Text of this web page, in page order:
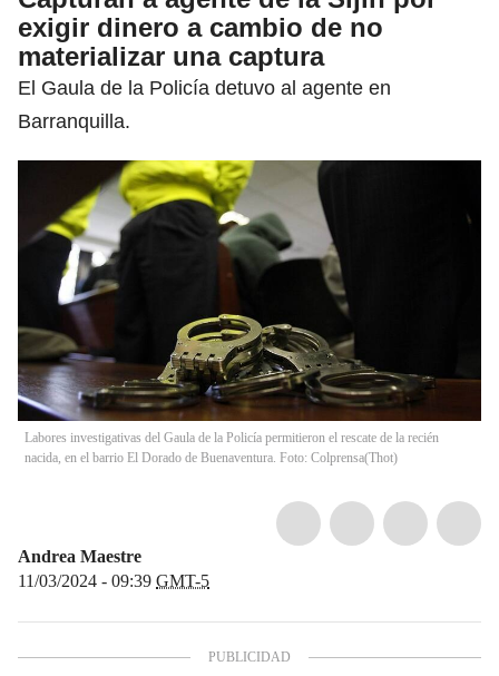
exigir dinero a cambio de no
materializar una captura
El Gaula de la Policía detuvo al agente en
Barranquilla.
Labores investigativas del Gaula de la Policía permitieron el rescate de la recién
nacida, en el barrio El Dorado de Buenaventura. Foto: Colprensa(Thot)
Andrea Maestre
11/03/2024 - 09:39 GMT-5